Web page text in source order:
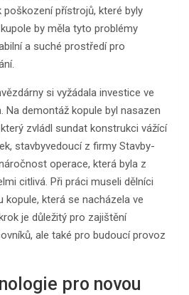
přístrojů, které byly
by měla tyto problémy
a suché prostředí pro
si vyžádala investice ve
Na demontáž kopule byl nasazen
zvládl sundat konstrukci vážící
stavbyvedoucí z firmy Stavby-
operace, která byla z
citlivá. Při práci museli dělníci
kopule, která se nacházela ve
je důležitý pro zajištění
ale také pro budoucí provoz
pro novou